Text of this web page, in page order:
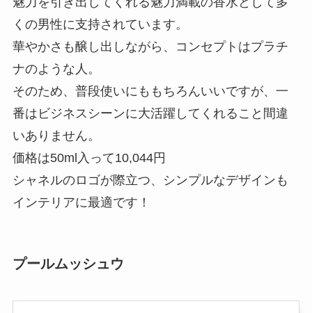
くの男性に支持されています。
華やかさも醸し出しながら、コンセプトはプラチ
ナのような人。
そのため、普段使いにももちろんいいですが、一
番はビジネスシーンに大活躍してくれること間違
いありません。
価格は50ml入って10,044円
シャネルのロゴが際立つ、シンプルなデザインも
インテリアに最適です！
プールムッシュウ